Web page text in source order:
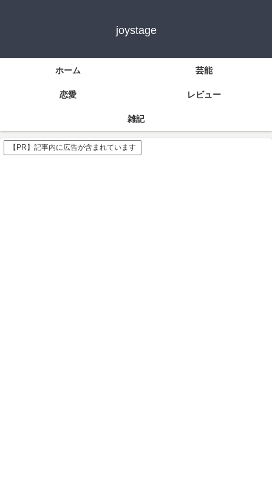
joystage
ホーム 芸能
恋愛 レビュー
雑記
【PR】記事内に広告が含まれています